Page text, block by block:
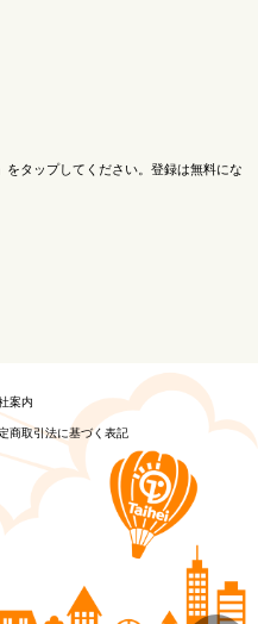
タップしてください。登録は無料にな
案内
商取引法に基づく表記